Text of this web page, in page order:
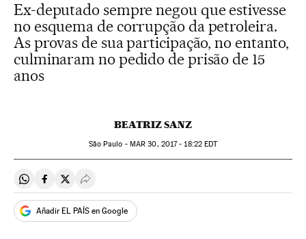
Ex-deputado sempre negou que estivesse
no esquema de corrupção da petroleira.
As provas de sua participação, no entanto,
culminaram no pedido de prisão de 15
anos
BEATRIZ SANZ
São Paulo - MAR 30, 2017 - 18:22EDT
Compartir en Whatsapp
Compartir en Facebook
Compartir en Twitter
Desplegar Redes Sociales
Añadir EL PAÍS en Google